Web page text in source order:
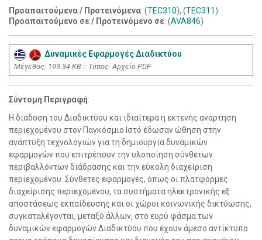
Προαπαιτούμενα / Προτεινόμενα: (TEC310), (TEC311 )
Προαπαιτούμενο σε / Προτεινόμενο σε: (AVA846)
Δυναμικές Εφαρμογές Διαδικτύου
Mέγεθος: 199.34 KB :: Τύπος: Αρχείο PDF
Σύντομη Περιγραφή:
Η διάδοση του Διαδικτύου και ιδιαίτερα η εκτενής ανάρτηση
περιεχομένου στον Παγκόσμιο Ιστό έδωσαν ώθηση στην
ανάπτυξη τεχνολογιών για τη δημιουργία δυναμικών
εφαρμογών που επιτρέπουν την υλοποίηση σύνθετων
περιβαλλόντων διάδρασης και την εύκολη διαχείριση
περιεχομένου. Σύνθετες εφαρμογές, όπως οι πλατφόρμες
διαχείρισης περιεχομένου, τα συστήματα ηλεκτρονικής εξ
αποστάσεως εκπαίδευσης και οι χώροι κοινωνικής δικτύωσης,
συγκαταλέγονται, μεταξύ άλλων, στο ευρύ φάσμα των
δυναμικών εφαρμογών Διαδικτύου που έχουν άμεσο αντίκτυπο